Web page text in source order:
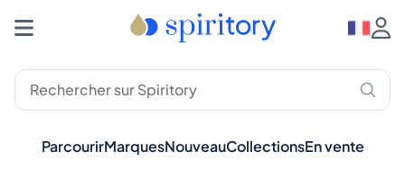
ParcourirMarquesNouveauCollectionsEn vente